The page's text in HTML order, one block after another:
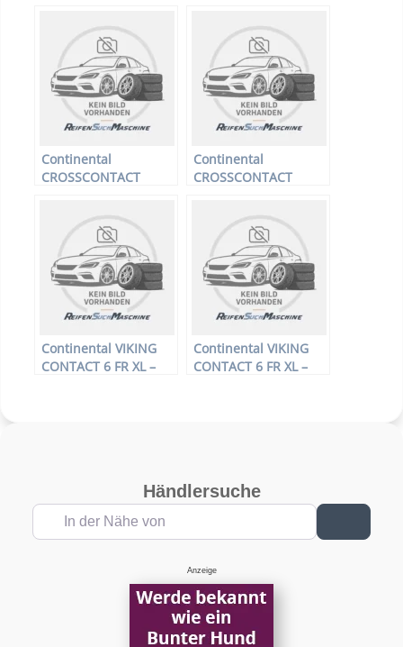
Continental
CROSSCONTACT
Offroadreifen –
215/65 R16 98T –
Winterreifen
Continental
CROSSCONTACT
Offroadreifen –
205/70 R15 96T –
Winterreifen
Continental VIKING
CONTACT 6 FR XL –
Continental VIKING
CONTACT 6 FR XL –
Händlersuche
In der Nähe von
Anzeige